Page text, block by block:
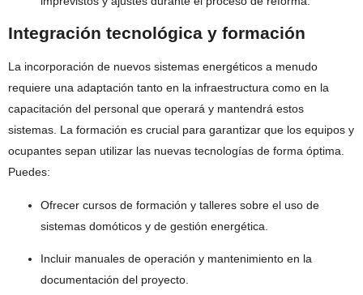
Integración tecnológica y formación
La incorporación de nuevos sistemas energéticos a menudo
requiere una adaptación tanto en la infraestructura como en la
capacitación del personal que operará y mantendrá estos
sistemas. La formación es crucial para garantizar que los equipos y
ocupantes sepan utilizar las nuevas tecnologías de forma óptima.
Puedes:
Ofrecer cursos de formación y talleres sobre el uso de
sistemas domóticos y de gestión energética.
Incluir manuales de operación y mantenimiento en la
documentación del proyecto.